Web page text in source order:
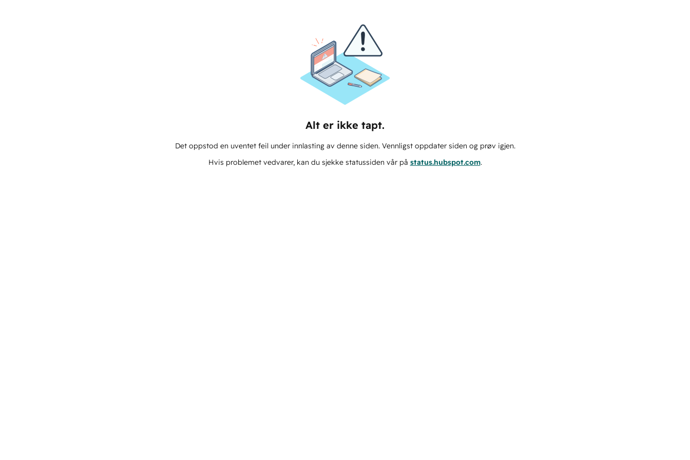
Alt er ikke tapt.
Det oppstod en uventet feil under innlasting av denne siden. Vennligst oppdater siden og prøv igjen.
Hvis problemet vedvarer, kan du sjekke statussiden vår på status.hubspot.com.